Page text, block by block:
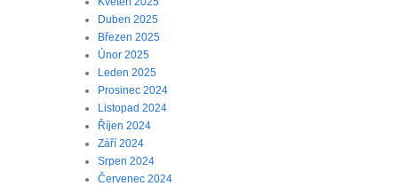
Duben 2025
Březen 2025
Únor 2025
Leden 2025
Prosinec 2024
Listopad 2024
Říjen 2024
Září 2024
Srpen 2024
Červenec 2024